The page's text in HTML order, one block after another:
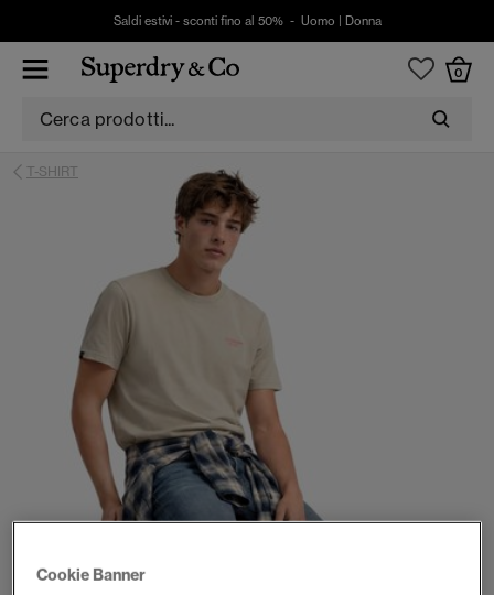
Saldi estivi - sconti fino al 50% - Uomo Donna
0
T-SHIRT
Cookie Banner